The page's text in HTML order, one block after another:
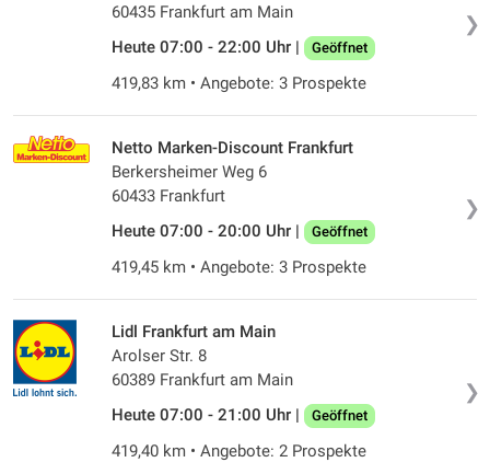
❯
60435 Frankfurt am Main
Heute 07:00 - 22:00 Uhr |
Geöffnet
419,83 km • Angebote: 3 Prospekte
❯
Netto Marken-Discount Frankfurt
Berkersheimer Weg 6
60433 Frankfurt
Heute 07:00 - 20:00 Uhr |
Geöffnet
419,45 km • Angebote: 3 Prospekte
❯
Lidl Frankfurt am Main
Arolser Str. 8
60389 Frankfurt am Main
Heute 07:00 - 21:00 Uhr |
Geöffnet
419,40 km • Angebote: 2 Prospekte